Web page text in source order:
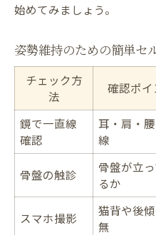
始めてみましょう。
姿勢維持のための簡単セ
チェック方
法
確認ポイ
鏡で一直線
確認
耳・肩・
線
骨盤の触診
骨盤が立
るか
スマホ撮影
猫背や後
無